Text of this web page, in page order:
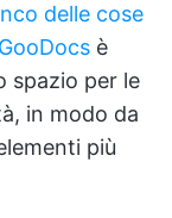
delle cose
è
spazio per le
in modo da
più